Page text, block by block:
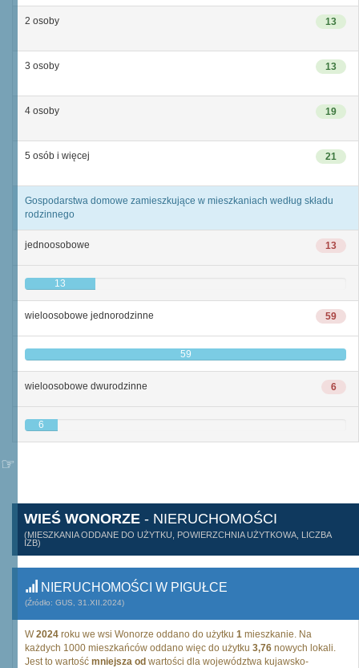
13
2 osoby
13
3 osoby
19
4 osoby
21
5 osób i więcej
Gospodarstwa domowe zamieszkujące w mieszkaniach według składu
rodzinnego
13
jednoosobowe
13
59
wieloosobowe jednorodzinne
59
6
wieloosobowe dwurodzinne
6
WIEŚ WONORZE - NIERUCHOMOŚCI
(MIESZKANIA ODDANE DO UŻYTKU, POWIERZCHNIA UŻYTKOWA, LICZBA
IZB)
NIERUCHOMOŚCI W PIGUŁCE
(Źródło: GUS, 31.XII.2024)
W2024 roku we wsi Wonorze oddano do użytku 1 mieszkanie. Na
każdych 1000 mieszkańców oddano więc do użytku 3,76 nowych lokali.
Jest to wartość mniejsza od wartości dla województwa kujawsko-